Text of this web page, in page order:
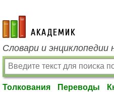
academic.ru
Словари и энциклопедии
Толкования Переводы